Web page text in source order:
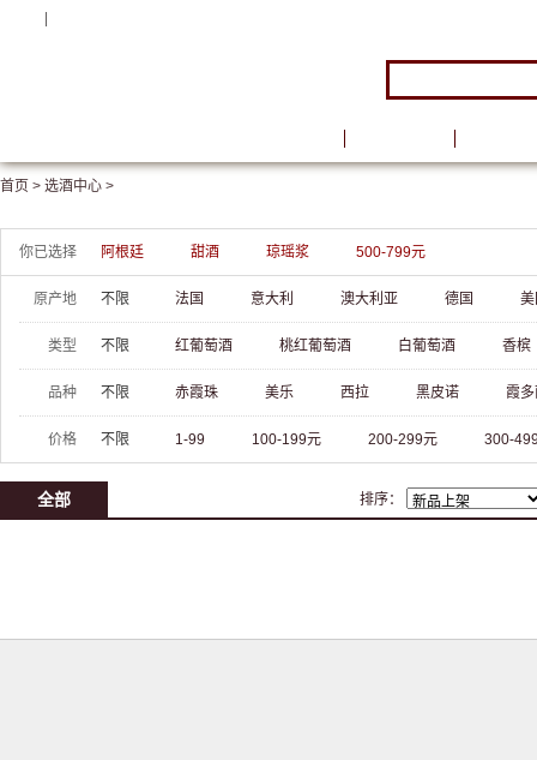
首页 > 选酒中心 >
你已选择 阿根廷 甜酒 琼瑶浆 500-799元
原产地 不限 法国 意大利 澳大利亚 德国
类型 不限 红葡萄酒 桃红葡萄酒 白葡萄酒 香槟
品种 不限 赤霞珠 美乐 西拉 黑皮诺 霞
价格 不限 1-99 100-199元 200-299元 300-
全部 排序：